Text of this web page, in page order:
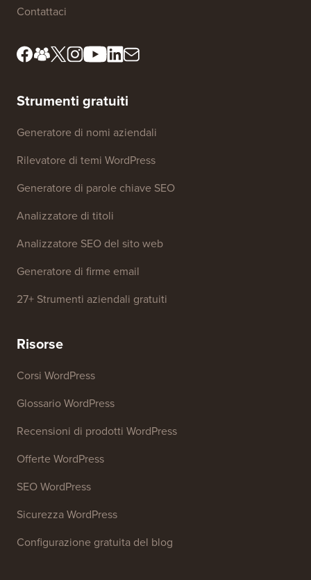
Contattaci
Strumenti gratuiti
Generatore di nomi aziendali
Rilevatore di temi WordPress
Generatore di parole chiave SEO
Analizzatore di titoli
Analizzatore SEO del sito web
Generatore di firme email
27+ Strumenti aziendali gratuiti
Risorse
Corsi WordPress
Glossario WordPress
Recensioni di prodotti WordPress
Offerte WordPress
SEO WordPress
Sicurezza WordPress
Configurazione gratuita del blog